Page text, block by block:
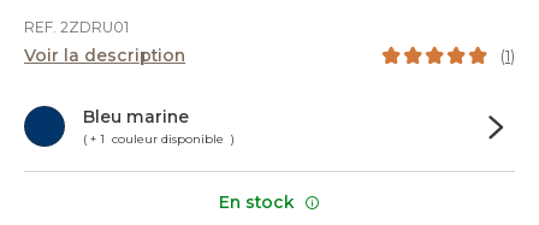
REF. 2ZDRU01
Voir la description (1)
Bleu marine
( + 1 couleur disponible )